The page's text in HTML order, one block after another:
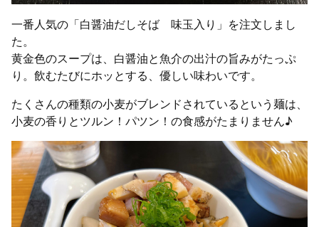
一番人気の「白醤油だしそば 味玉入り」を注文しまし
た。
黄金色のスープは、白醤油と魚介の出汁の旨みがたっぷ
り。飲むたびにホッとする、優しい味わいです。
たくさんの種類の小麦がブレンドされているという麺は、
小麦の香りとツルン！パツン！の食感がたまりません♪